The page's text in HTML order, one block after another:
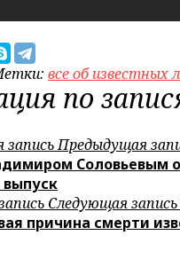
все об известных
по
Предыдущая
Соловьевым
Следующая запись
причина смерти